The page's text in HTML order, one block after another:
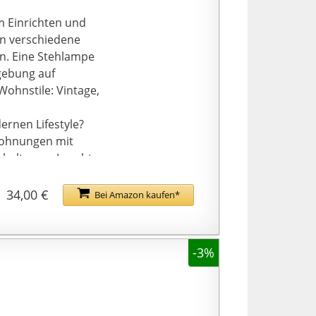
Einrichten und
verschiedene
Eine Stehlampe
auf
Vintage,
Lifestyle?
mit
Leuchter-
auf der Couch
Lampenschirm.
Bei Amazon kaufen*
34,00 €
-3%